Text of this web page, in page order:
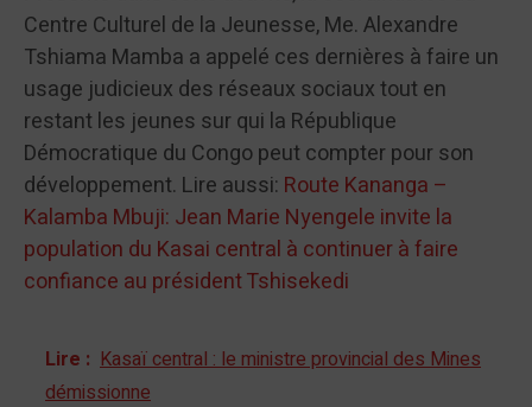
Centre Culturel de la Jeunesse, Me. Alexandre
Tshiama Mamba a appelé ces dernières à faire un
usage judicieux des réseaux sociaux tout en
restant les jeunes sur qui la République
Démocratique du Congo peut compter pour son
développement. Lire aussi: Route Kananga –
Kalamba Mbuji: Jean Marie Nyengele invite la
population du Kasai central à continuer à faire
confiance au président Tshisekedi
Lire : Kasaï central : le ministre provincial des Mines
démissionne